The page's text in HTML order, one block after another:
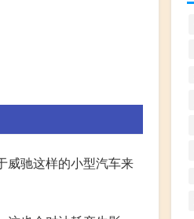
威驰这样的小型汽车来